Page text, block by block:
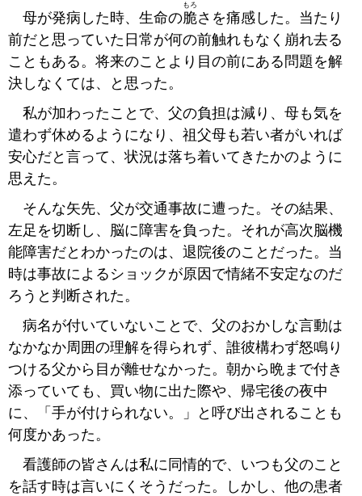
母が発病した時、生命の脆
もろ
さを痛感した。当たり
前だと思っていた日常が何の前触れもなく崩れ去る
こともある。将来のことより目の前にある問題を解
決しなくては、と思った。
私が加わったことで、父の負担は減り、母も気を
遣わず休めるようになり、祖父母も若い者がいれば
安心だと言って、状況は落ち着いてきたかのように
思えた。
そんな矢先、父が交通事故に遭った。その結果、
左足を切断し、脳に障害を負った。それが高次脳機
能障害だとわかったのは、退院後のことだった。当
時は事故によるショックが原因で情緒不安定なのだ
ろうと判断された。
病名が付いていないことで、父のおかしな言動は
なかなか周囲の理解を得られず、誰彼構わず怒鳴り
つける父から目が離せなかった。朝から晩まで付き
添っていても、買い物に出た際や、帰宅後の夜中
に、「手が付けられない。」と呼び出されることも
何度かあった。
看護師の皆さんは私に同情的で、いつも父のこと
を話す時は言いにくそうだった。しかし、他の患者